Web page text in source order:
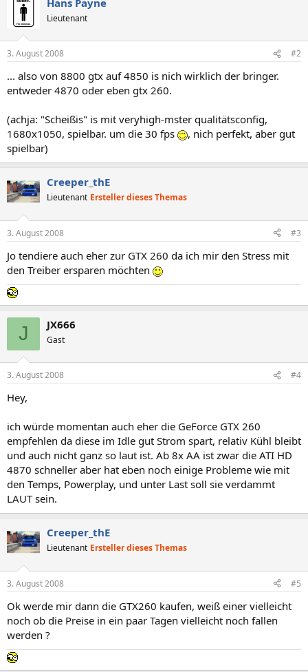
Lieutenant
3. August 2008 #2
... also von 8800 gtx auf 4850 is nich wirklich der bringer.
entweder 4870 oder eben gtx 260.
(achja: "Scheißis" is mit veryhigh-mster qualitätsconfig,
1680x1050, spielbar. um die 30 fps
, nich perfekt, aber gut
spielbar)
Creeper_thE
Lieutenant Ersteller dieses Themas
3. August 2008 #3
Jo tendiere auch eher zur GTX 260 da ich mir den Stress mit
den Treiber ersparen möchten
J JX666
Gast
3. August 2008 #4
Hey,
ich würde momentan auch eher die GeForce GTX 260
empfehlen da diese im Idle gut Strom spart, relativ Kühl bleibt
und auch nicht ganz so laut ist. Ab 8x AA ist zwar die ATI HD
4870 schneller aber hat eben noch einige Probleme wie mit
den Temps, Powerplay, und unter Last soll sie verdammt
LAUT sein.
Creeper_thE
Lieutenant Ersteller dieses Themas
3. August 2008 #5
Ok werde mir dann die GTX260 kaufen, weiß einer vielleicht
noch ob die Preise in ein paar Tagen vielleicht noch fallen
werden ?